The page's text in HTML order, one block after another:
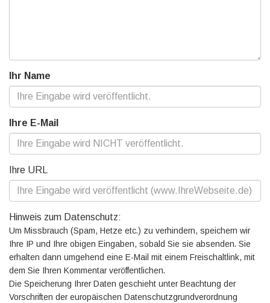
Ihr Name
Ihre E-Mail
Ihre URL
Hinweis zum Datenschutz:
Um Missbrauch (Spam, Hetze etc.) zu verhindern, speichern wir
Ihre IP und Ihre obigen Eingaben, sobald Sie sie absenden. Sie
erhalten dann umgehend eine E-Mail mit einem Freischaltlink, mit
dem Sie Ihren Kommentar veröffentlichen.
Die Speicherung Ihrer Daten geschieht unter Beachtung der
Vorschriften der europäischen Datenschutzgrundverordnung